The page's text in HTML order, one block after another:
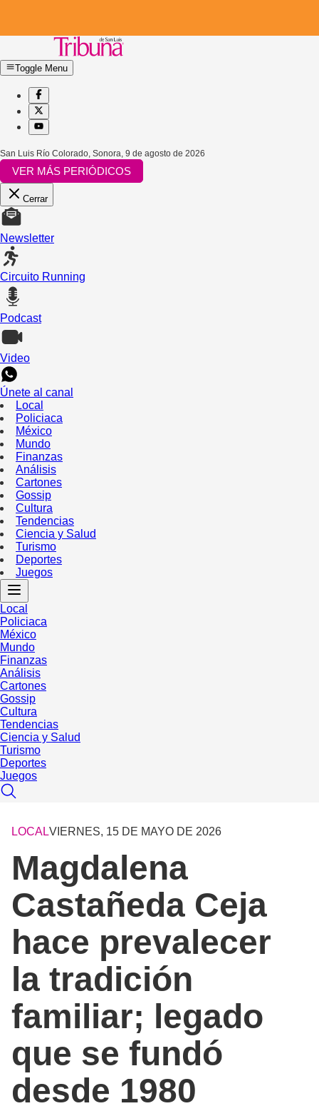
Toggle Menu
San Luis Río Colorado, Sonora, 9 de agosto de 2026
VER MÁS PERIÓDICOS
Cerrar
Newsletter
Circuito Running
Podcast
Video
Únete al canal
Local
Policiaca
México
Mundo
Finanzas
Análisis
Cartones
Gossip
Cultura
Tendencias
Ciencia y Salud
Turismo
Deportes
Juegos
Local
Policiaca
México
Mundo
Finanzas
Análisis
Cartones
Gossip
Cultura
Tendencias
Ciencia y Salud
Turismo
Deportes
Juegos
LOCALVIERNES, 15 DE MAYO DE 2026
Magdalena
Castañeda Ceja
hace prevalecer
la tradición
familiar; legado
que se fundó
desde 1980